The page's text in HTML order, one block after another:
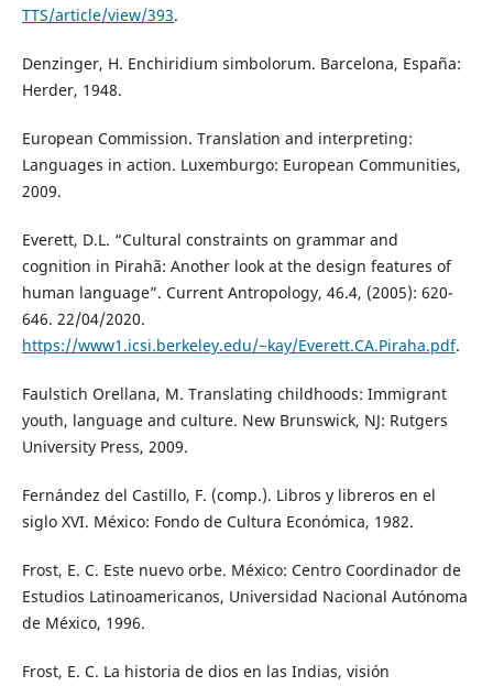
TTS/article/view/393.
Denzinger, H. Enchiridium simbolorum. Barcelona, España:
Herder, 1948.
European Commission. Translation and interpreting:
Languages in action. Luxemburgo: European Communities,
2009.
Everett, D.L. “Cultural constraints on grammar and
cognition in Pirahã: Another look at the design features of
human language”. Current Antropology, 46.4, (2005): 620-
646. 22/04/2020.
https://www1.icsi.berkeley.edu/~kay/Everett.CA.Piraha.pdf.
Faulstich Orellana, M. Translating childhoods: Immigrant
youth, language and culture. New Brunswick, NJ: Rutgers
University Press, 2009.
Fernández del Castillo, F. (comp.). Libros y libreros en el
siglo XVI. México: Fondo de Cultura Económica, 1982.
Frost, E. C. Este nuevo orbe. México: Centro Coordinador de
Estudios Latinoamericanos, Universidad Nacional Autónoma
de México, 1996.
Frost, E. C. La historia de dios en las Indias, visión